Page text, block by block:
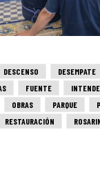
DESCENSO DESEMPATE
FUENTE
OBRAS PARQUE
RESTAURACIÓN